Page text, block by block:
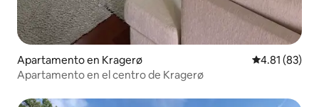
Apartamento en Kragerø Calificación
4.81 (83)
Apartamento en el centro de Kragerø